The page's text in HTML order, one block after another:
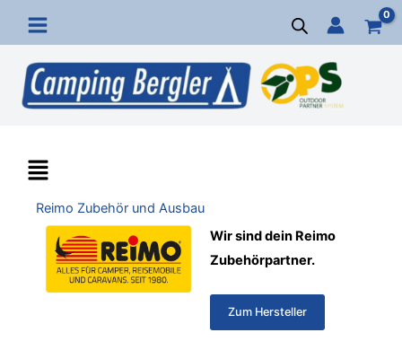
Inhalt
springen
Main
Menu
Reimo Zubehör und Ausbau
Wir sind dein Reimo
Zubehörpartner.
Zum Hersteller